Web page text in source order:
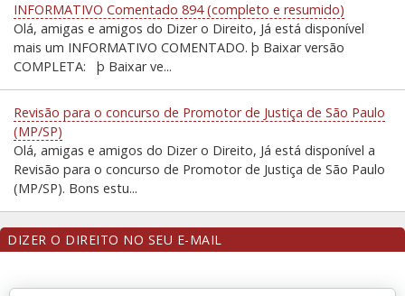
INFORMATIVO Comentado 894 (completo e resumido)
Olá, amigas e amigos do Dizer o Direito, Já está disponível
mais um INFORMATIVO COMENTADO. þ Baixar versão
COMPLETA: þ Baixar ve...
Revisão para o concurso de Promotor de Justiça de São Paulo
(MP/SP)
Olá, amigas e amigos do Dizer o Direito, Já está disponível a
Revisão para o concurso de Promotor de Justiça de São Paulo
(MP/SP). Bons estu...
DIZER O DIREITO NO SEU E-MAIL